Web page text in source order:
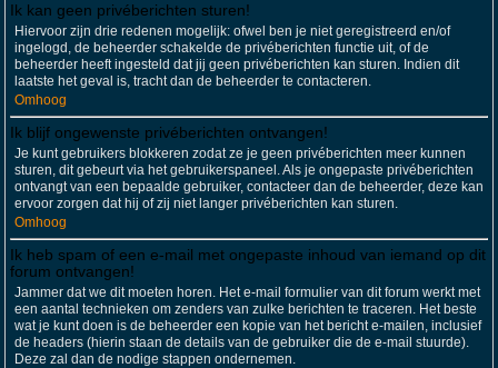
Ik kan geen privéberichten sturen!
Hiervoor zijn drie redenen mogelijk: ofwel ben je niet geregistreerd en/of
ingelogd, de beheerder schakelde de privéberichten functie uit, of de
beheerder heeft ingesteld dat jij geen privéberichten kan sturen. Indien dit
laatste het geval is, tracht dan de beheerder te contacteren.
Omhoog
Ik blijf ongewenste privéberichten ontvangen!
Je kunt gebruikers blokkeren zodat ze je geen privéberichten meer kunnen
sturen, dit gebeurt via het gebruikerspaneel. Als je ongepaste privéberichten
ontvangt van een bepaalde gebruiker, contacteer dan de beheerder, deze kan
ervoor zorgen dat hij of zij niet langer privéberichten kan sturen.
Omhoog
Ik heb spam of een e-mail met ongepaste inhoud van iemand op dit
forum ontvangen!
Jammer dat we dit moeten horen. Het e-mail formulier van dit forum werkt met
een aantal technieken om zenders van zulke berichten te traceren. Het beste
wat je kunt doen is de beheerder een kopie van het bericht e-mailen, inclusief
de headers (hierin staan de details van de gebruiker die de e-mail stuurde).
Deze zal dan de nodige stappen ondernemen.